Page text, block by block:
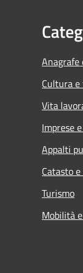
Cultura
Vita
Imprese
Appalti
Catasto
Turismo
Mobilità